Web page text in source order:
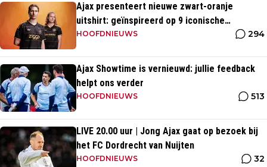
Ajax presenteert nieuwe zwart-oranje
uitshirt: geïnspireerd op 9 iconische
momenten uit clubhistorie
HOOFDNIEUWS 294
Ajax Showtime is vernieuwd: jullie feedback
helpt ons verder
HOOFDNIEUWS 513
LIVE 20.00 uur | Jong Ajax gaat op bezoek bij
het FC Dordrecht van Nuijten
HOOFDNIEUWS 32